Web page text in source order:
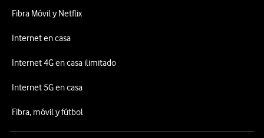
Fibra Móvil y Netflix
Internet en casa
Internet 4G en casa ilimitado
Internet 5G en casa
Fibra, móvil y fútbol